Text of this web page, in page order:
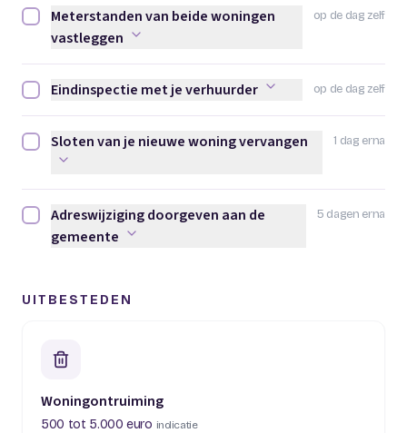
op de dag zelf
Meterstanden van beide woningen vastleggen afvinken
Meterstanden van beide woningen
vastleggen
op de dag zelf
Eindinspectie met je verhuurder afvinken
Eindinspectie met je verhuurder
1 dag erna
Sloten van je nieuwe woning vervangen afvinken
Sloten van je nieuwe woning vervangen
5 dagen erna
Adreswijziging doorgeven aan de gemeente afvinken
Adreswijziging doorgeven aan de
gemeente
UITBESTEDEN
Woningontruiming
500 tot 5.000 euro indicatie